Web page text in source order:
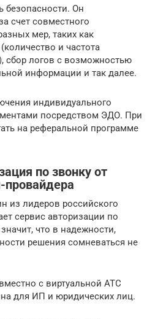
безопасности. Он
счет совместного
мер, таких как
и частота
сбор логов с возможностью
информации и так далее.
индивидуального
посредством ЭДО. При
на реферальной программе
по звонку от
провайдера
из лидеров российского
сервис авторизации по
что в надежности,
решения сомневаться не
с виртуальной АТС
для ИП и юридических лиц.